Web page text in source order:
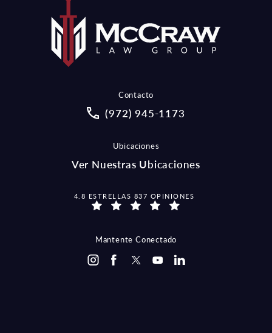
Contacto
Call McCraw Law Group on the
(972) 945-1173
Ubicaciones
Ver Nuestras Ubicaciones
MCCRAW LAW GROUP OPINIONES:
4.8 ESTRELLAS 837 OPINIONES
Mantente Conectado